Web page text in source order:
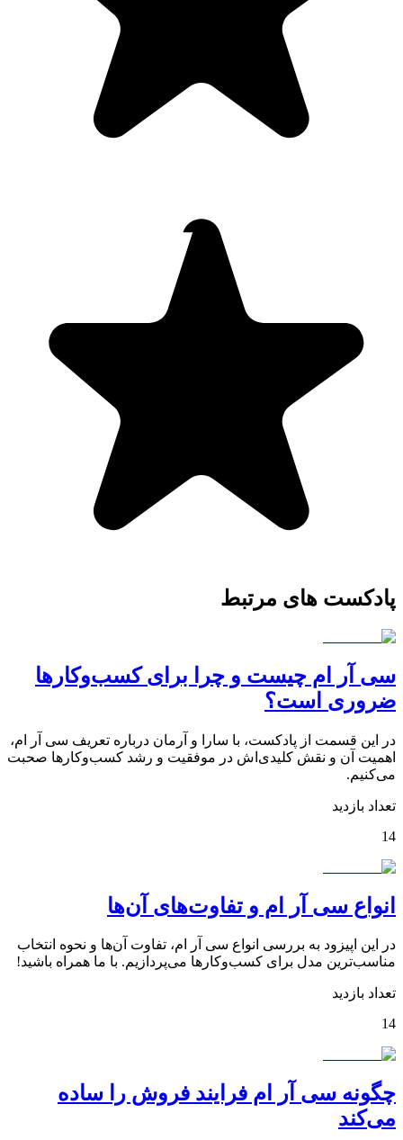
پادکست های مرتبط
سی آر ام چیست و چرا برای کسب‌وکارها
ضروری است؟
در این قسمت از پادکست، با سارا و آرمان درباره تعریف سی آر ام،
اهمیت آن و نقش کلیدی‌اش در موفقیت و رشد کسب‌وکارها صحبت
می‌کنیم.
تعداد بازدید
14
انواع سی آر ام و تفاوت‌های آن‌ها
در این اپیزود به بررسی انواع سی آر ام، تفاوت‌ آن‌ها و نحوه انتخاب
مناسب‌ترین مدل برای کسب‌وکارها می‌پردازیم. با ما همراه باشید!
تعداد بازدید
14
چگونه سی آر ام فرایند فروش را ساده
می‌کند